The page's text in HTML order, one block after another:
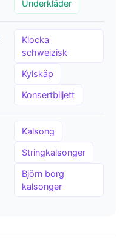
Underkläder
Klocka
schweizisk
Kylskåp
Konsertbiljett
Kalsong
Stringkalsonger
Björn borg
kalsonger